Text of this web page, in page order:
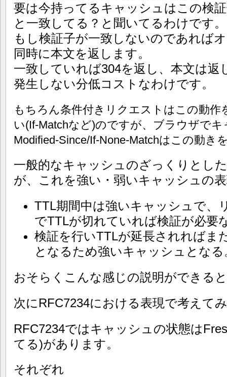
要は今持ってるキャッシュはこの検
と一致してる？と聞いてるわけです。
もし検証子が一致しないのであれば
同時に本文を返します。
一致していれば304を返し、本文は返
発生しない分低コストなわけです。
もちろん条件付きリクエストはこの動
い(If-Matchなど)のですが、ブラウザで
Modified-Since/If-None-Matchはこの動き
一般的なキャッシュのざっくりとし
が、これを強い・弱いキャッシュの
TTL期間中は強いキャッシュで、
でTTLが切れていれば検証が必要
検証を行いTTLが延長されればま
となるため強いキャッシュとなる
おそらくこんな感じの説明ができる
次にRFC7234における表現で考えて
RFC7234ではキャッシュの状態は
てる)があります。
それぞれ